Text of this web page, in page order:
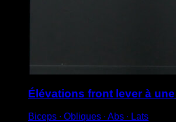
Élévations front lever à
Biceps ∙ Obliques ∙ Abs ∙ Lats